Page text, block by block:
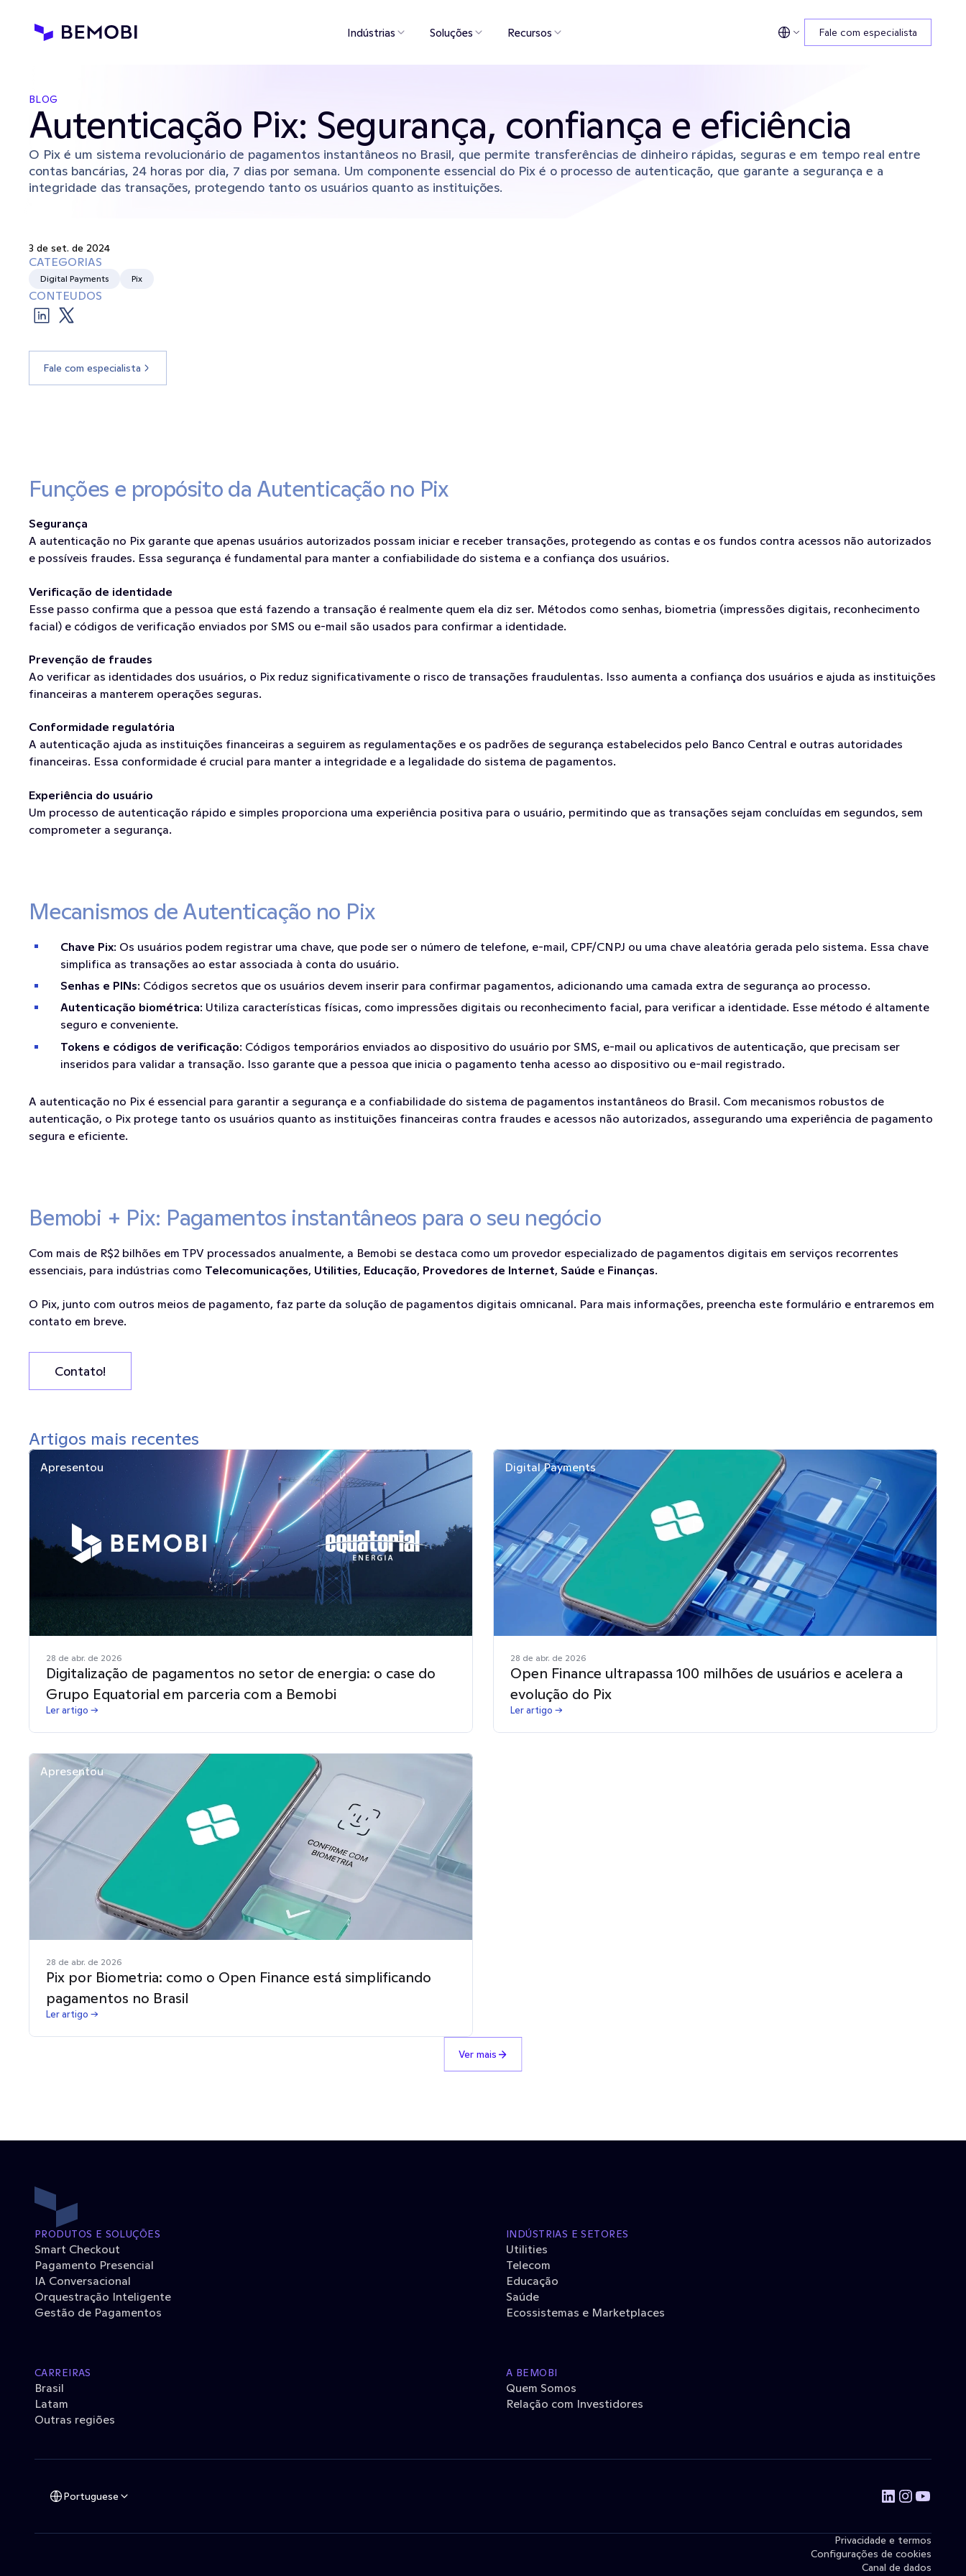
Indústrias Soluções Recursos Fale com especialista
BLOG
Autenticação Pix: Segurança, confiança e eficiência
O Pix é um sistema revolucionário de pagamentos instantâneos no Brasil, que permite transferências de dinheiro rápidas, seguras e em tempo real entre
contas bancárias, 24 horas por dia, 7 dias por semana. Um componente essencial do Pix é o processo de autenticação, que garante a segurança e a
integridade das transações, protegendo tanto os usuários quanto as instituições.
3 de set. de 2024
CATEGORIAS
Digital Payments Pix
CONTEUDOS
Fale com especialista
Funções e propósito da Autenticação no Pix
Segurança
A autenticação no Pix garante que apenas usuários autorizados possam iniciar e receber transações, protegendo as contas e os fundos contra acessos não autorizados
e possíveis fraudes. Essa segurança é fundamental para manter a confiabilidade do sistema e a confiança dos usuários.
Verificação de identidade
Esse passo confirma que a pessoa que está fazendo a transação é realmente quem ela diz ser. Métodos como senhas, biometria (impressões digitais, reconhecimento
facial) e códigos de verificação enviados por SMS ou e-mail são usados para confirmar a identidade.
Prevenção de fraudes
Ao verificar as identidades dos usuários, o Pix reduz significativamente o risco de transações fraudulentas. Isso aumenta a confiança dos usuários e ajuda as instituições
financeiras a manterem operações seguras.
Conformidade regulatória
A autenticação ajuda as instituições financeiras a seguirem as regulamentações e os padrões de segurança estabelecidos pelo Banco Central e outras autoridades
financeiras. Essa conformidade é crucial para manter a integridade e a legalidade do sistema de pagamentos.
Experiência do usuário
Um processo de autenticação rápido e simples proporciona uma experiência positiva para o usuário, permitindo que as transações sejam concluídas em segundos, sem
comprometer a segurança.
Mecanismos de Autenticação no Pix
Chave Pix: Os usuários podem registrar uma chave, que pode ser o número de telefone, e-mail, CPF/CNPJ ou uma chave aleatória gerada pelo sistema. Essa chave
simplifica as transações ao estar associada à conta do usuário.
Senhas e PINs: Códigos secretos que os usuários devem inserir para confirmar pagamentos, adicionando uma camada extra de segurança ao processo.
Autenticação biométrica: Utiliza características físicas, como impressões digitais ou reconhecimento facial, para verificar a identidade. Esse método é altamente
seguro e conveniente.
Tokens e códigos de verificação: Códigos temporários enviados ao dispositivo do usuário por SMS, e-mail ou aplicativos de autenticação, que precisam ser
inseridos para validar a transação. Isso garante que a pessoa que inicia o pagamento tenha acesso ao dispositivo ou e-mail registrado.
A autenticação no Pix é essencial para garantir a segurança e a confiabilidade do sistema de pagamentos instantâneos do Brasil. Com mecanismos robustos de
autenticação, o Pix protege tanto os usuários quanto as instituições financeiras contra fraudes e acessos não autorizados, assegurando uma experiência de pagamento
segura e eficiente.
Bemobi + Pix: Pagamentos instantâneos para o seu negócio
Com mais de R$2 bilhões em TPV processados anualmente, a Bemobi se destaca como um provedor especializado de pagamentos digitais em serviços recorrentes
essenciais, para indústrias como Telecomunicações, Utilities, Educação, Provedores de Internet, Saúde e Finanças.
O Pix, junto com outros meios de pagamento, faz parte da solução de pagamentos digitais omnicanal. Para mais informações, preencha este formulário e entraremos em
contato em breve.
Contato!
Artigos mais recentes
Apresentou
28 de abr. de 2026
Digitalização de pagamentos no setor de energia: o case do
Grupo Equatorial em parceria com a Bemobi
Ler artigo →
Digital Payments
28 de abr. de 2026
Open Finance ultrapassa 100 milhões de usuários e acelera a
evolução do Pix
Ler artigo →
Apresentou
28 de abr. de 2026
Pix por Biometria: como o Open Finance está simplificando
pagamentos no Brasil
Ler artigo →
Ver mais
PRODUTOS E SOLUÇÕES
Smart Checkout
Pagamento Presencial
IA Conversacional
Orquestração Inteligente
Gestão de Pagamentos
INDÚSTRIAS E SETORES
Utilities
Telecom
Educação
Saúde
Ecossistemas e Marketplaces
CARREIRAS
Brasil
Latam
Outras regiões
A BEMOBI
Quem Somos
Relação com Investidores
Portuguese
Privacidade e termos
Configurações de cookies
Canal de dados